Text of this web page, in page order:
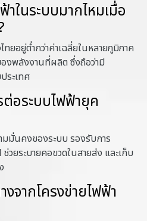
ในระบบมากไหมเมื่อ
ยอยู่ต่ำกว่าค่าเฉลี่ยในหลายภูมิภาค
งพลังงานที่ผลิต ซึ่งถือว่ามี
ระเทศ
ต่อระบบไฟฟ้ายุค
มมั่นคงของระบบ รองรับการ
ยระบายคอขวดในสายส่ง และเก็บ
จากโครงข่ายไฟฟ้า